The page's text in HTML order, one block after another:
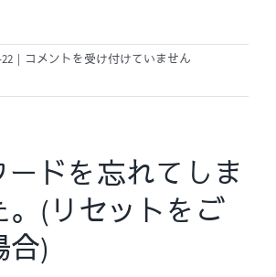
法、
込
3.
グ
せ
ん。
コメントを受け付けていません
ードを忘れてしま
。(リセットをご
合)